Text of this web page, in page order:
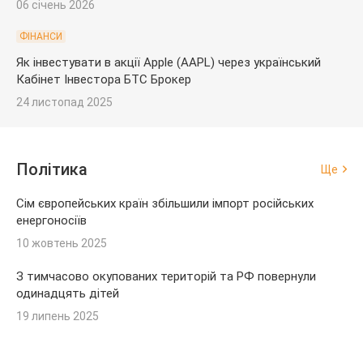
06 січень 2026
ФІНАНСИ
Як інвестувати в акції Apple (AAPL) через український
Кабінет Інвестора БТС Брокер
24 листопад 2025
Політика Ще
Сім європейських країн збільшили імпорт російських
енергоносіїв
10 жовтень 2025
З тимчасово окупованих територій та РФ повернули
одинадцять дітей
19 липень 2025